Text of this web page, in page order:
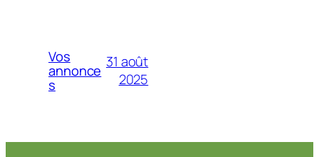
Vos
annonce
s
31 août
2025